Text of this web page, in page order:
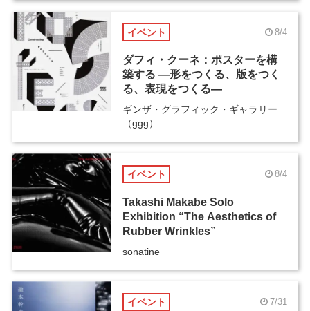
イベント 8/4
ダフィ・クーネ：ポスターを構
築する ―形をつくる、版をつく
る、表現をつくる―
ギンザ・グラフィック・ギャラリー
（ggg）
イベント 8/4
Takashi Makabe Solo
Exhibition “The Aesthetics of
Rubber Wrinkles”
sonatine
イベント 7/31